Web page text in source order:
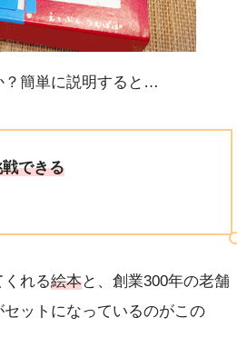
？簡単に説明すると…
できる
れる絵本と、創業300年の老舗
セットになっているのがこの